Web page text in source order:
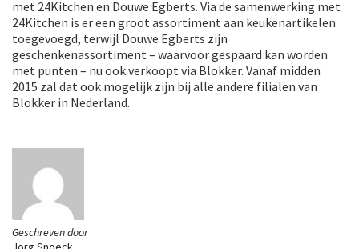
Geschreven door
met 24Kitchen en Douwe Egberts. Via de samenwerking met
24Kitchen is er een groot assortiment aan keukenartikelen
toegevoegd, terwijl Douwe Egberts zijn
geschenkenassortiment – waarvoor gespaard kan worden
met punten – nu ook verkoopt via Blokker. Vanaf midden
2015 zal dat ook mogelijk zijn bij alle andere filialen van
Blokker in Nederland.